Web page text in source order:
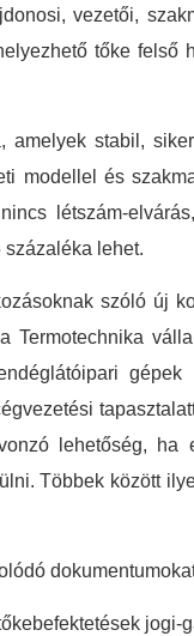
vezetői,
tőke felső
stabil,
modellel és
létszám-
százaléka lehet.
szóló új
lehetőség,
Többek között
jogi-